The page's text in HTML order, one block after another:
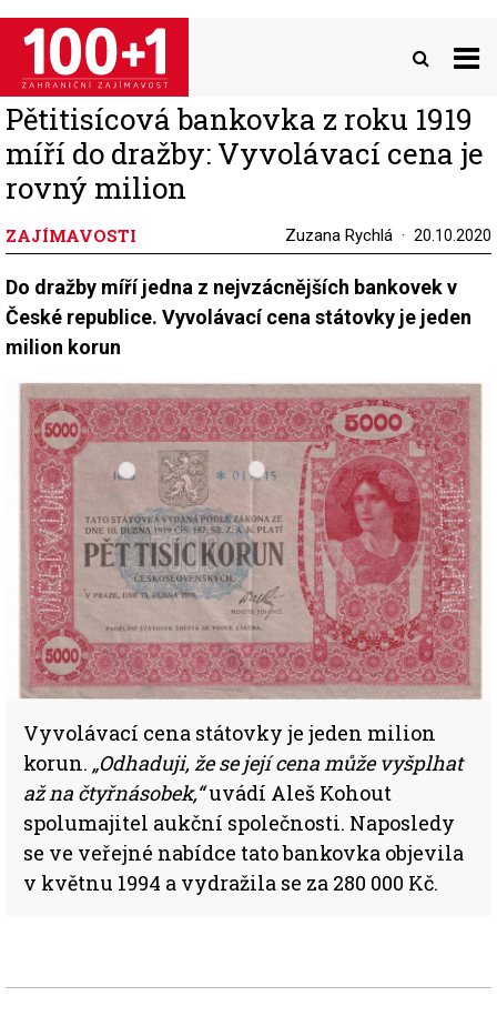
Přejít
hlavnímu
obsahu
Pětitisícová bankovka z roku 1919
míří do dražby: Vyvolávací cena je
rovný milion
ZAJÍMAVOSTI Zuzana Rychlá 20.10.2020
Do dražby míří jedna z nejvzácnějších bankovek v
České republice. Vyvolávací cena státovky je jeden
milion korun
Vyvolávací cena státovky je jeden milion
korun. „Odhaduji, že se její cena může vyšplhat
až na čtyřnásobek,“uvádí Aleš Kohout
spolumajitel aukční společnosti. Naposledy
se ve veřejné nabídce tato bankovka objevila
v květnu 1994 a vydražila se za 280 000 Kč.